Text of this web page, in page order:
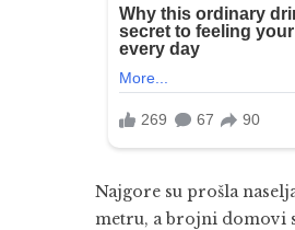
Najgore su prošla
metru, a brojni domovi